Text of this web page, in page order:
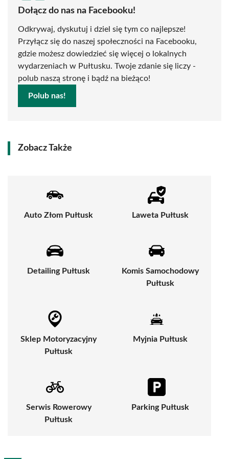
Dołącz do nas na Facebooku!
Odkrywaj, dyskutuj i dziel się tym co najlepsze!
Przyłącz się do naszej społeczności na Facebooku,
gdzie możesz dowiedzieć się więcej o lokalnych
wydarzeniach w Pułtusku. Twoje zdanie się liczy -
polub naszą stronę i bądź na bieżąco!
Polub nas!
Zobacz Także
Auto Złom Pułtusk Laweta Pułtusk
Detailing Pułtusk
Komis Samochodowy
Pułtusk
Sklep Motoryzacyjny
Pułtusk
Myjnia Pułtusk
Serwis Rowerowy
Pułtusk
Parking Pułtusk